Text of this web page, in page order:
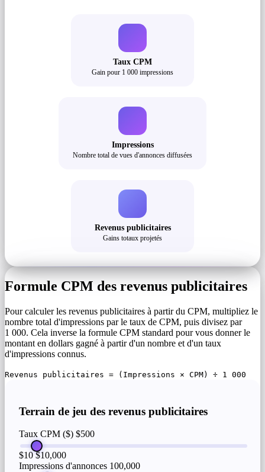
Taux CPM
Gain pour 1 000 impressions
Impressions
Nombre total de vues d'annonces diffusées
Revenus publicitaires
Gains totaux projetés
Formule CPM des revenus publicitaires
Pour calculer les revenus publicitaires à partir du CPM, multipliez le
nombre total d'impressions par le taux de CPM, puis divisez par
1 000. Cela inverse la formule CPM standard pour vous donner le
montant en dollars gagné à partir d'un nombre et d'un taux
d'impressions connus.
Revenus publicitaires = (Impressions × CPM) ÷ 1 000
Terrain de jeu des revenus publicitaires
Taux CPM ($) $500
$10 $10,000
Impressions d'annonces 100,000